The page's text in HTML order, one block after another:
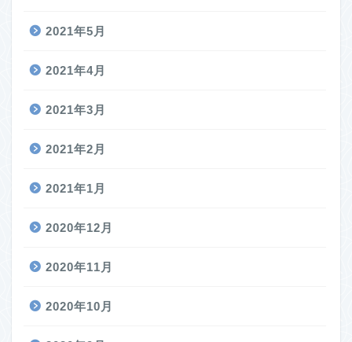
2021年5月
2021年4月
2021年3月
2021年2月
2021年1月
2020年12月
2020年11月
2020年10月